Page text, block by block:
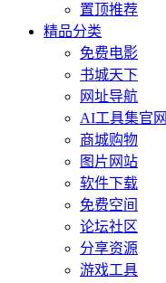
置顶推荐
精品分类
免费电影
书城天下
网址导航
AI工具集官网
商城购物
图片网站
软件下载
免费空间
论坛社区
分享资源
游戏工具